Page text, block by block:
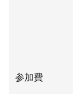
参加費